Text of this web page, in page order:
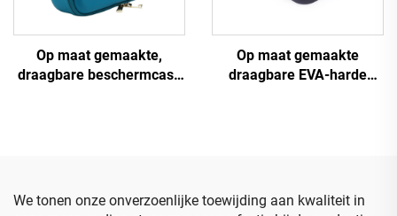
Op maat gemaakte,
draagbare beschermcase
Op maat gemaakte
draagbare EVA-harde
We tonen onze onverzoenlijke toewijding aan kwaliteit in